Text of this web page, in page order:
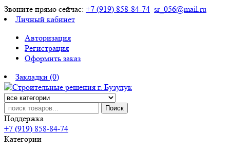
Звоните прямо сейчас: +7 (919) 858-84-74 sr_056@mail.ru
Личный кабинет
Авторизация
Регистрация
Оформить заказ
Закладки (0)
Поиск
Поддержка
+7 (919) 858-84-74
Категории